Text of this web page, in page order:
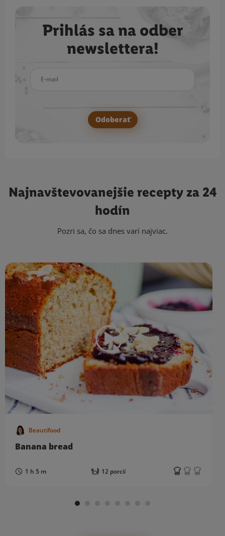
Prihlás sa na odber
newslettera!
Odoberať
Najnavštevovanejšie recepty za 24
hodín
Pozri sa, čo sa dnes varí najviac.
Beautifood
Banana bread
1 h 5 m 12 porcií